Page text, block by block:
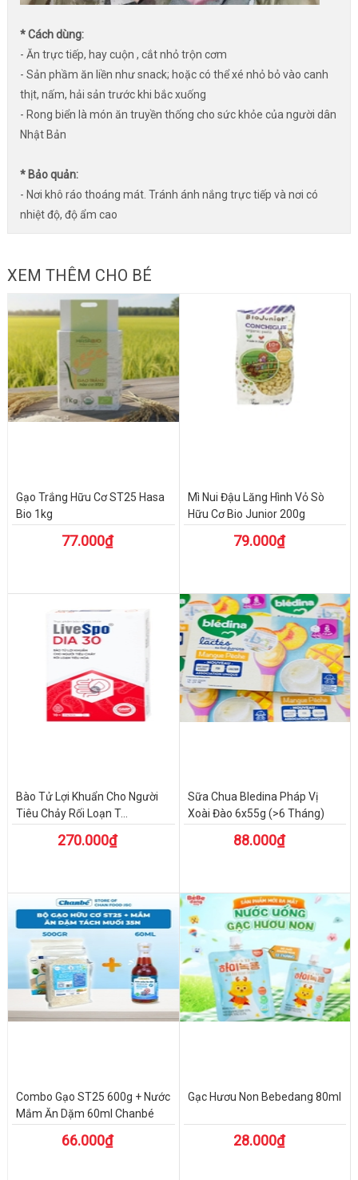
* Cách dùng:
- Ăn trực tiếp, hay cuộn , cắt nhỏ trộn cơm
- Sản phầm ăn liền như snack; hoặc có thể xé nhỏ bỏ vào canh
thịt, nấm, hải sản trước khi bắc xuống
- Rong biển là món ăn truyền thống cho sức khỏe của người dân
Nhật Bản
* Bảo quản:
- Nơi khô ráo thoáng mát. Tránh ánh nắng trực tiếp và nơi có
nhiệt độ, độ ẩm cao
XEM THÊM CHO BÉ
Gạo Trắng Hữu Cơ ST25 Hasa
Bio 1kg
77.000₫
Mì Nui Đậu Lăng Hình Vỏ Sò
Hữu Cơ Bio Junior 200g
79.000₫
Bào Tử Lợi Khuẩn Cho Người
Tiêu Chảy Rối Loạn T...
270.000₫
Sữa Chua Bledina Pháp Vị
Xoài Đào 6x55g (>6 Tháng)
88.000₫
Combo Gạo ST25 600g + Nước
Mắm Ăn Dặm 60ml Chanbé
66.000₫
Gạc Hươu Non Bebedang 80ml
28.000₫